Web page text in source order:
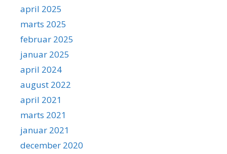
april 2025
marts 2025
februar 2025
januar 2025
april 2024
august 2022
april 2021
marts 2021
januar 2021
december 2020